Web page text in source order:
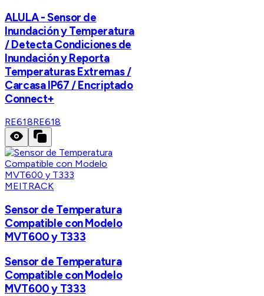
ALULA - Sensor de
Inundación y Temperatura
/ Detecta Condiciones de
Inundación y Reporta
Temperaturas Extremas /
Carcasa IP67 / Encriptado
Connect+
RE618RE618
MEITRACK
Sensor de Temperatura
Compatible con Modelo
MVT600 y T333
Sensor de Temperatura
Compatible con Modelo
MVT600 y T333